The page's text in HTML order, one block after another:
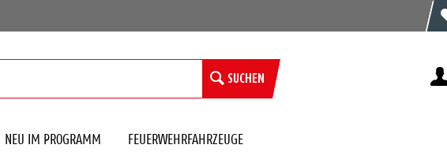
SUCHEN
NEU IM PROGRAMM FEUERWEHRFAHRZEUGE